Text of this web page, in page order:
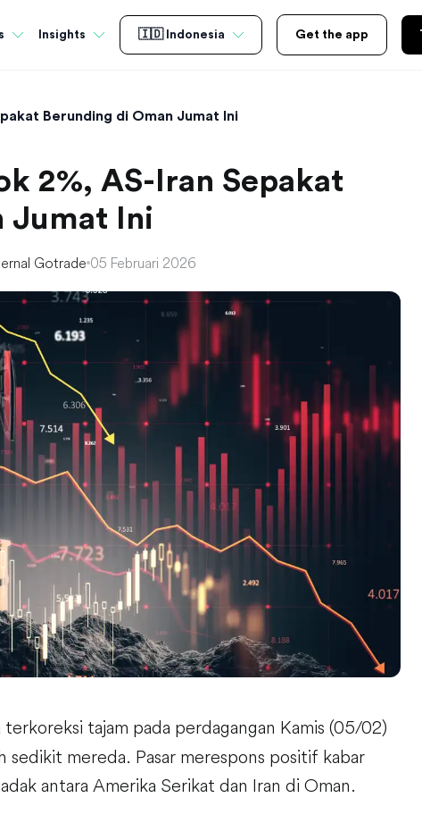
Insights 🇮🇩 Indonesia Get the app
Berunding di Oman Jumat Ini
2%, AS-Iran Sepakat
Jumat Ini
Gotrade 05 Februari 2026
terkoreksi tajam pada perdagangan Kamis (05/02)
mereda. Pasar merespons positif kabar
antara Amerika Serikat dan Iran di Oman.